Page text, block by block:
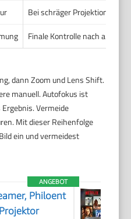
Bei schräger Projektion
Finale Kontrolle nach allen
dann Zoom und Lens Shift.
manuell. Autofokus ist
Vermeide
Mit dieser Reihenfolge
ein und vermeidest
ANGEBOT
Philoent